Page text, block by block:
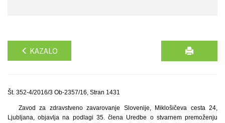
KAZALO
Št. 352-4/2016/3 Ob-2357/16, Stran 1431
Zavod za zdravstveno zavarovanje Slovenije, Miklošičeva cesta 24,
Ljubljana, objavlja na podlagi 35. člena Uredbe o stvarnem premoženju